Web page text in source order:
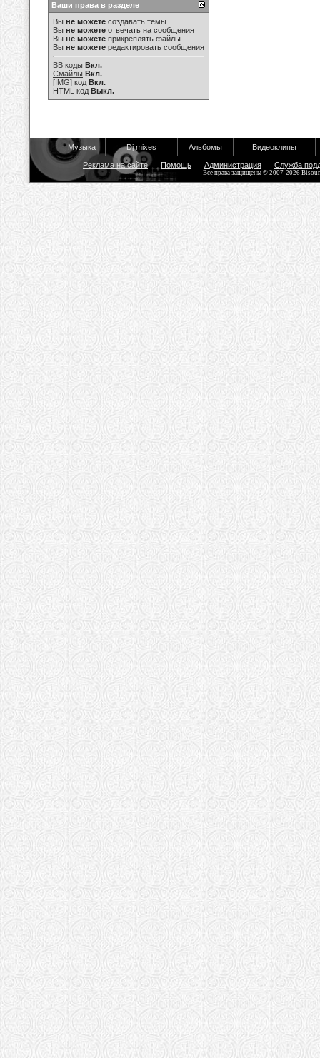
Ваши права в разделе
Вы не можете создавать темы
Вы не можете отвечать на сообщения
Вы не можете прикреплять файлы
Вы не можете редактировать сообщения
BB коды Вкл.
Смайлы Вкл.
[IMG] код Вкл.
HTML код Выкл.
Музыка Dj mixes Альбомы Видеоклипы
Реклама на сайте Помощь Администрация Служба
Все права защищены © 2007-2026